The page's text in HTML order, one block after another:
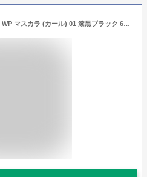
FASIO(ファシオ) ウルトラ WP マスカラ (カール) 01 漆黒ブラック 6g ウルトラウォータープルーフ 汗 皮脂 無香料